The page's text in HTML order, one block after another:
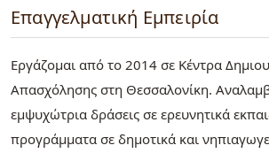
Επαγγελματική Εμπειρία
Εργάζομαι από το 2014 σε Κέντρα
Απασχόλησης στη Θεσσαλονίκη.
εμψυχώτρια δράσεις σε ερευνητικά
προγράμματα σε δημοτικά και